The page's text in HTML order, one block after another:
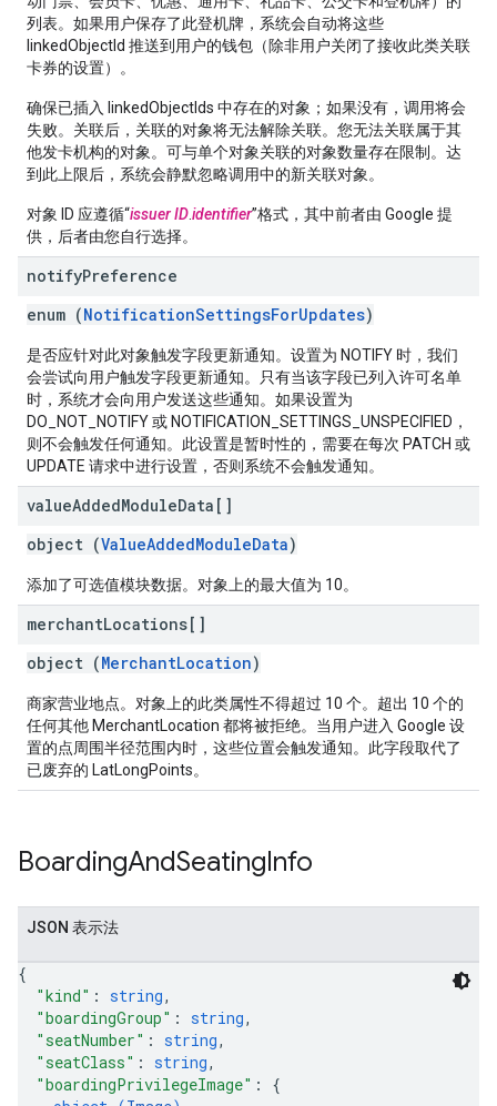
列表。如果用户保存了此登机牌，系统会自动将这些
linkedObjectId 推送到用户的钱包（除非用户关闭了接收此类关联
卡券的设置）。
确保已插入 linkedObjectIds 中存在的对象；如果没有，调用将会
失败。关联后，关联的对象将无法解除关联。您无法关联属于其
他发卡机构的对象。可与单个对象关联的对象数量存在限制。达
到此上限后，系统会静默忽略调用中的新关联对象。
对象 ID 应遵循“issuer IDidentifier”格式，其中前者由 Google 提
供，后者由您自行选择。
notifyPreference
enum (NotificationSettingsForUpdates)
是否应针对此对象触发字段更新通知。设置为 NOTIFY 时，我们
会尝试向用户触发字段更新通知。只有当该字段已列入许可名单
时，系统才会向用户发送这些通知。如果设置为
DO_NOT_NOTIFY 或 NOTIFICATION_SETTINGS_UNSPECIFIED，
则不会触发任何通知。此设置是暂时性的，需要在每次 PATCH 或
UPDATE 请求中进行设置，否则系统不会触发通知。
valueAddedModuleData[]
object (ValueAddedModuleData)
添加了可选值模块数据。对象上的最大值为 10。
merchantLocations[]
object (MerchantLocation)
商家营业地点。对象上的此类属性不得超过 10 个。超出 10 个的
任何其他 MerchantLocation 都将被拒绝。当用户进入 Google 设
置的点周围半径范围内时，这些位置会触发通知。此字段取代了
已废弃的 LatLongPoints。
BoardingAndSeatingInfo
JSON 表示法
{
"kind" : string,
"boardingGroup" : string,
"seatNumber" : string,
"seatClass" : string,
"boardingPrivilegeImage" : {